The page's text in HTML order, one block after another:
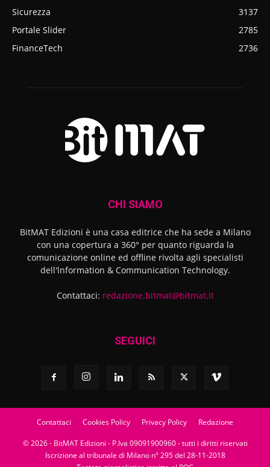
Sicurezza
3137
Portale Slider
2785
FinanceTech
2736
CHI SIAMO
BitMAT Edizioni è una casa editrice che ha sede a Milano
con una copertura a 360° per quanto riguarda la
comunicazione online ed offline rivolta agli specialisti
dell'lnformation & Communication Technology.
Contattaci: redazione.bitmat@bitmat.it
SEGUICI
Contattaci Cookies Policy Privacy Policy Redazione
© 2026 - BitMAT Edizioni - P.Iva 09091900960 - tutti i diritti riservati
Iscrizione al tribunale di Milano n° 295 del 28-11-2018